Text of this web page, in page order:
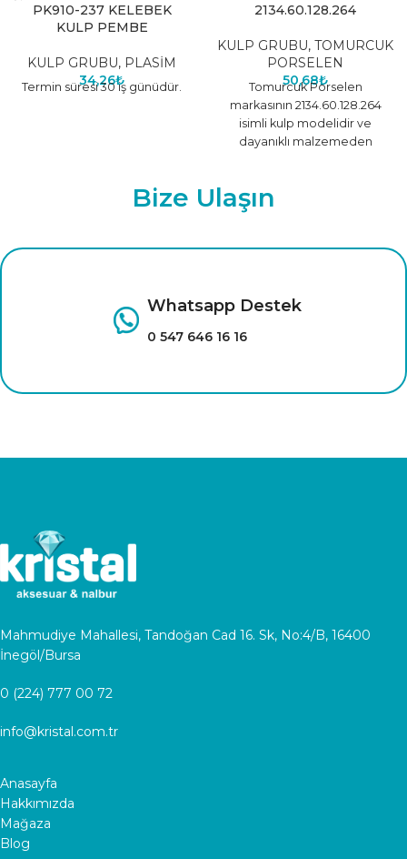
PK910-237 KELEBEK
KULP PEMBE
KULP GRUBU, PLASİM
34,26₺
Termin süresi 30 iş günüdür.
2134.60.128.264
KULP GRUBU, TOMURCUK
PORSELEN
50,68₺
Tomurcuk Porselen
markasının 2134.60.128.264
isimli kulp modelidir ve
dayanıklı malzemeden
Bize Ulaşın
Whatsapp Destek
0 547 646 16 16
Mahmudiye Mahallesi, Tandoğan Cad 16. Sk, No:4/B, 16400
İnegöl/Bursa
0 (224) 777 00 72
info@kristal.com.tr
Anasayfa
Hakkımızda
Mağaza
Blog